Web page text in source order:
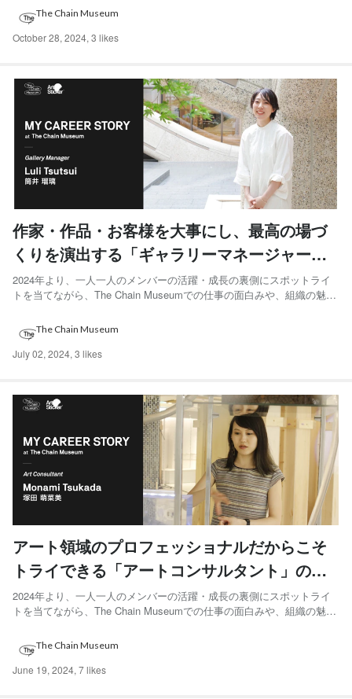
医の濱田章裕さんが参画しました。 これまでのキャリア、メディカル
アドバイザーとしての参画の決め手や...
The Chain Museum
October 28, 2024, 3 likes
作家・作品・お客様を大事にし、最高の場づ
くりを演出する「ギャラリーマネージャー」
の醍醐味。／My Career Story - 筒井 瑠璃
2024年より、一人一人のメンバーの活躍・成長の裏側にスポットライ
トを当てながら、The Chain Museumでの仕事の面白みや、組織の魅力
等身大の言葉を通して、具体的な仕事内容もイメージいただける記事
となっております。ぜひご覧...
The Chain Museum
July 02, 2024, 3 likes
アート領域のプロフェッショナルだからこそ
トライできる「アートコンサルタント」の醍
醐味。／My Career Story - 塚田 萌菜美
2024年より、一人一人のメンバーの活躍・成長の裏側にスポットライ
トを当てながら、The Chain Museumでの仕事の面白みや、組織の魅力
等身大の言葉を通して、具体的な仕事内容もイメージいただける記事
となっております。ぜひご覧...
The Chain Museum
June 19, 2024, 7 likes